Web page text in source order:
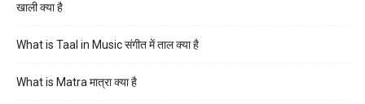
खाली क्या है
What is Taal in Music संगीत में ताल क्या है
What is Matra मात्रा क्या है